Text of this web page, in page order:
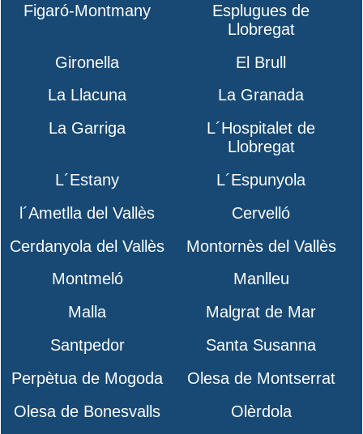
Figaró-Montmany
Esplugues de
Llobregat
Gironella
El Brull
La Llacuna
La Granada
La Garriga
L´Hospitalet de
Llobregat
L´Estany
L´Espunyola
l´Ametlla del Vallès
Cervelló
Cerdanyola del Vallès
Montornès del Vallès
Montmeló
Manlleu
Malla
Malgrat de Mar
Santpedor
Santa Susanna
Perpètua de Mogoda
Olesa de Montserrat
Olesa de Bonesvalls
Olèrdola